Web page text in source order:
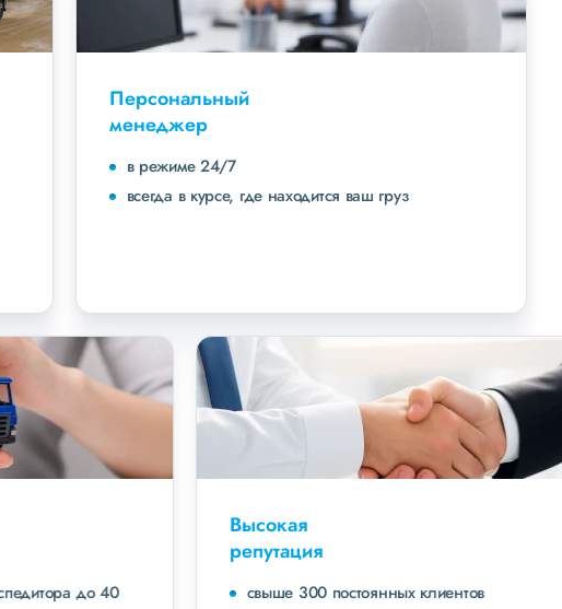
Персональный
менеджер
в режиме 24/7
всегда в курсе, где находится ваш груз
свыше 300 постоянных клиентов